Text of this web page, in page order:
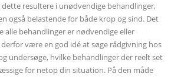
resultere i unødvendige behandlinger,
også belastende for både krop og sind. Det
alle behandlinger er nødvendige eller
være en god idé at søge rådgivning hos
undersøge, hvilke behandlinger der reelt set
for netop din situation. På den måde